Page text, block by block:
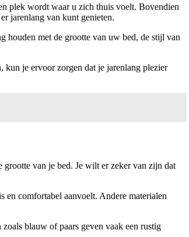
plek wordt waar u zich thuis voelt. Bovendien
jarenlang van kunt genieten.
houden met de grootte van uw bed, de stijl van
kun je ervoor zorgen dat je jarenlang plezier
grootte van je bed. Je wilt er zeker van zijn dat
en comfortabel aanvoelt. Andere materialen
blauw of paars geven vaak een rustig